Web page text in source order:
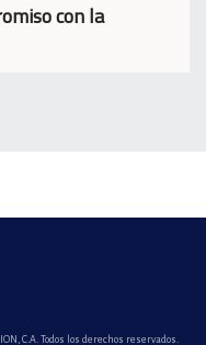
con la
C.A. Todos los derechos reservados.